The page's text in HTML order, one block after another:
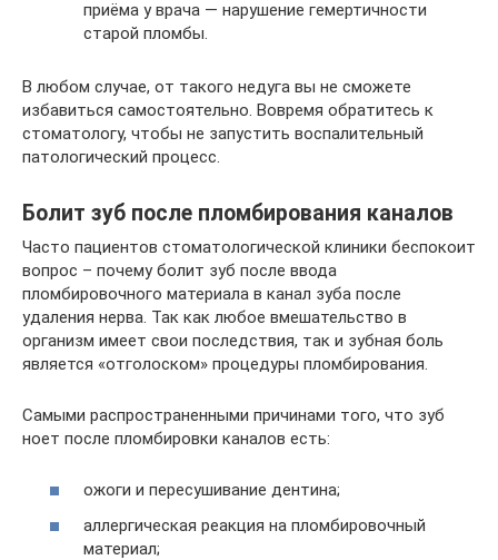
приёма у врача — нарушение гемертичности
старой пломбы.
В любом случае, от такого недуга вы не сможете
избавиться самостоятельно. Вовремя обратитесь к
стоматологу, чтобы не запустить воспалительный
патологический процесс.
Болит зуб после пломбирования каналов
Часто пациентов стоматологической клиники беспокоит
вопрос – почему болит зуб после ввода
пломбировочного материала в канал зуба после
удаления нерва. Так как любое вмешательство в
организм имеет свои последствия, так и зубная боль
является «отголоском» процедуры пломбирования.
Самыми распространенными причинами того, что зуб
ноет после пломбировки каналов есть:
ожоги и пересушивание дентина;
аллергическая реакция на пломбировочный
материал;